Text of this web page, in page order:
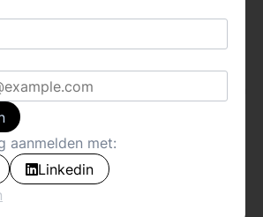
in de Verenigde Staten. De
dat zij managers hadden
onder de gasten waren
managers, maar de meesten
indrukken opdoen; & met
daarna blijken.
(bijna) alles wat los &
had een 2-ledig effect: - op
aanmelden met:
Linkedin